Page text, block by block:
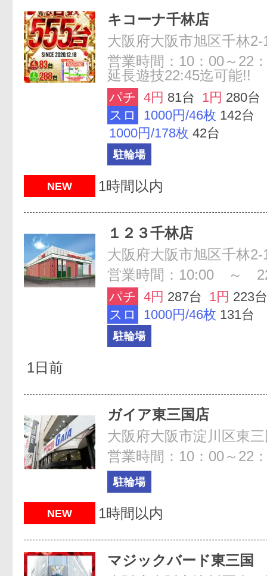
キコーナ千林店
大阪府大阪市旭区千林2-
営業時間：10：00～
延長遊技22:45迄可能!!
パチ 4円 81台 1円 280台
スロ
1000円/46枚 142台
1000円/178枚 42台
駐輪場
NEW 1時間以内
１２３千林店
大阪府大阪市旭区千林2-
営業時間：10:00 ～
パチ 4円 287台 1円 223台
スロ
1000円/46枚 131台
駐輪場
1日前
ガイア東三国店
大阪府大阪市淀川区東
営業時間：10：00～22
駐輪場
NEW 1時間以内
マジックバード東三国